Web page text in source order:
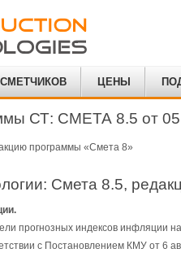
ЦЕНЫ
СТ: СМЕТА 8.5 от
программы «Смета 8»
Смета 8.5,
прогнозных индексов инфляции
с Постановлением КМУ от 6